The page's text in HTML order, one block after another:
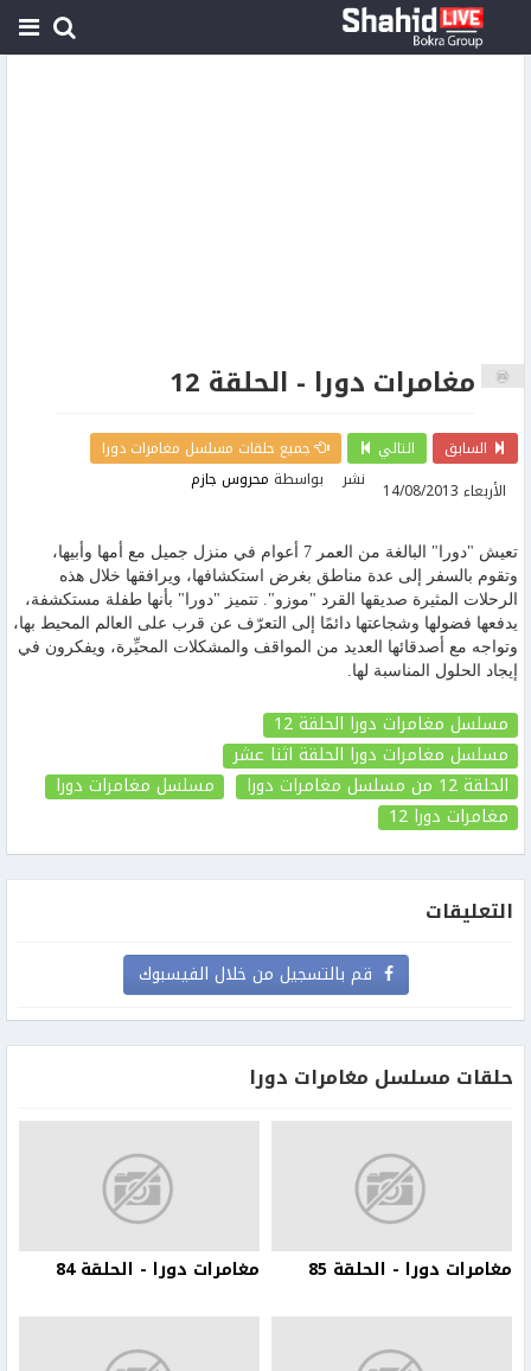
مغامرات دورا - الحلقة 12
السابق التالي
جميع حلقات مسلسل مغامرات دورا
نشر
الأربعاء 14/08/2013 بواسطة محروس جازم
تعيش "دورا" البالغة من العمر 7 أعوام في منزل جميل مع أمها وأبيها،
وتقوم بالسفر إلى عدة مناطق بغرض استكشافها، ويرافقها خلال هذه
الرحلات المثيرة صديقها القرد "موزو". تتميز "دورا" بأنها طفلة مستكشفة،
يدفعها فضولها وشجاعتها دائمًا إلى التعرّف عن قرب على العالم المحيط بها،
وتواجه مع أصدقائها العديد من المواقف والمشكلات المحيِّرة، ويفكرون في
إيجاد الحلول المناسبة لها.
مسلسل مغامرات دورا الحلقة 12
مسلسل مغامرات دورا الحلقة اثنا عشر
الحلقة 12
من مسلسل مغامرات دورا
مسلسل مغامرات دورا
مغامرات دورا12
التعليقات
قم بالتسجيل من خلال الفيسبوك
حلقات مسلسل مغامرات دورا
مغامرات دورا - الحلقة 85 مغامرات دورا - الحلقة 84